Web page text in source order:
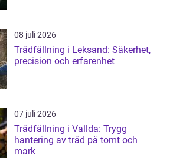
08 juli 2026
Trädfällning i Leksand: Säkerhet,
precision och erfarenhet
07 juli 2026
Trädfällning i Vallda: Trygg
hantering av träd på tomt och
mark